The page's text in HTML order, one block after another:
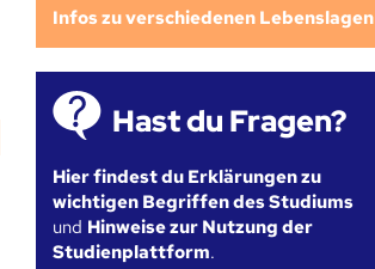
Infos zu verschiedenen Lebenslagen
Hast du Fragen?
Hier findest du Erklärungen zu
wichtigen Begriffen des Studiums
und Hinweise zur Nutzung der
Studienplattform.